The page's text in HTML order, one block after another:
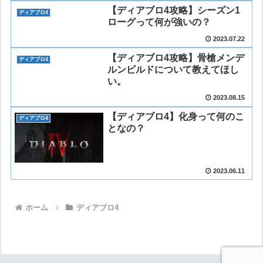
ディアブロ4
【ディアブロ4攻略】シーズン1
ローグって何が強いの？
2023.07.22
ディアブロ4
【ディアブロ4攻略】骨槍メンデ
ルンビルドについて教えてほし
い。
2023.08.15
ディアブロ4
【ディアブロ4】化身って何のこ
となの？
2023.06.11
ホーム ディアブロ4